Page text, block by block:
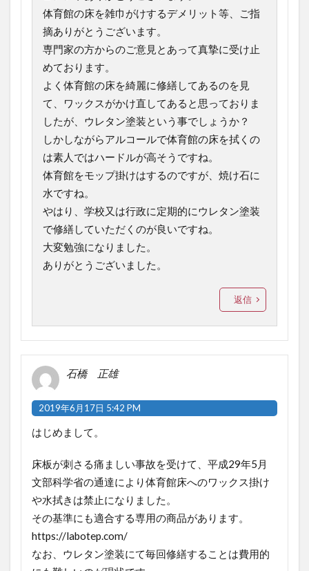
体育館の床を雑巾がけするデメリット等、ご指
摘ありがとうございます。
専門家の方からのご意見とあって真摯に受け止
めております。
よく体育館の床を綺麗に修繕してあるのを見
て、ワックスがかけ直してあると思っておりま
したが、ウレタン塗装という事でしょうか？
しかしながらアルコールで体育館の床を拭くの
は素人ではハードルが高そうですね。
体育館をモップ掛けはするのですが、焼け石に
水ですね。
やはり、学校又は行政に定期的にウレタン塗装
で修繕していただくのが良いですね。
大変勉強になりました。
ありがとうございました。
返信
石橋 正雄
2019年6月17日 5:42 PM
はじめまして。
床板が刺さる痛ましい事故を受けて、平成29年5月
文部科学省の通達により体育館床へのワックス掛け
や水拭きは禁止になりました。
その基準にも適合する専用の商品があります。
https://labotep.com/
なお、ウレタン塗装にて毎回修繕することは費用的